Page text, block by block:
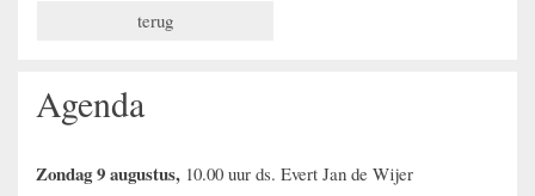
terug
Agenda
Zondag 9 augustus, 10.00 uur ds. Evert Jan de Wijer